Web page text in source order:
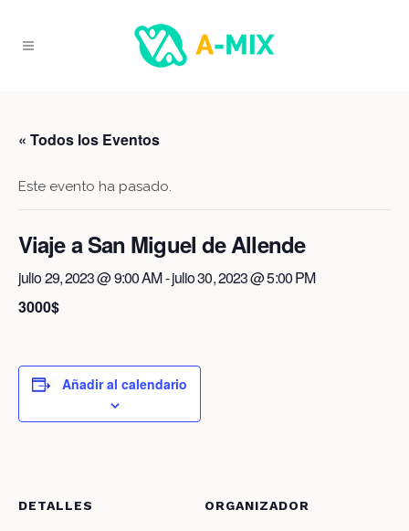
« Todos los Eventos
Este evento ha pasado.
Viaje a San Miguel de Allende
julio 29, 2023 @ 9:00 AM-julio 30, 2023 @ 5:00 PM
3000$
Añadir al calendario
DETALLES ORGANIZADOR